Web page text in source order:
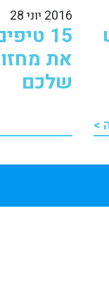
>
2016 יוני 28
15
את
שלכם